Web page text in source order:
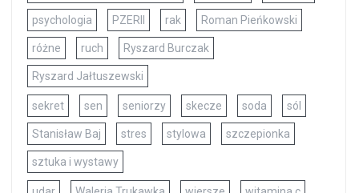
psychologia PZERII rak Roman Pieńkowski
różne ruch Ryszard Burczak
Ryszard Jałtuszewski
sekret sen seniorzy skecze soda sól
Stanisław Baj stres stylowa szczepionka
sztuka i wystawy